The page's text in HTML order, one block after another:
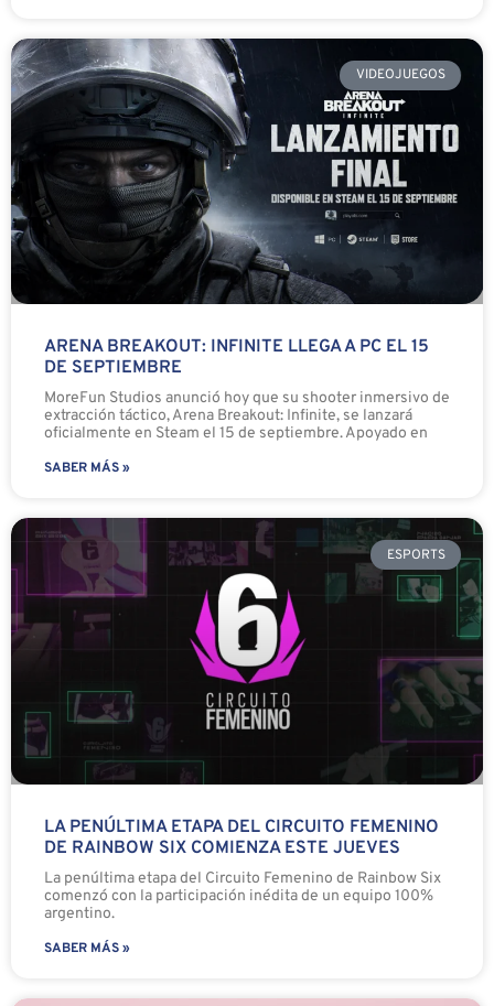
VIDEOJUEGOS
ARENA BREAKOUT: INFINITE LLEGA A PC EL 15
DE SEPTIEMBRE
MoreFun Studios anunció hoy que su shooter inmersivo de
extracción táctico, Arena Breakout: Infinite, se lanzará
oficialmente en Steam el 15 de septiembre. Apoyado en
SABER MÁS »
ESPORTS
LA PENÚLTIMA ETAPA DEL CIRCUITO FEMENINO
DE RAINBOW SIX COMIENZA ESTE JUEVES
La penúltima etapa del Circuito Femenino de Rainbow Six
comenzó con la participación inédita de un equipo 100%
argentino.
SABER MÁS »